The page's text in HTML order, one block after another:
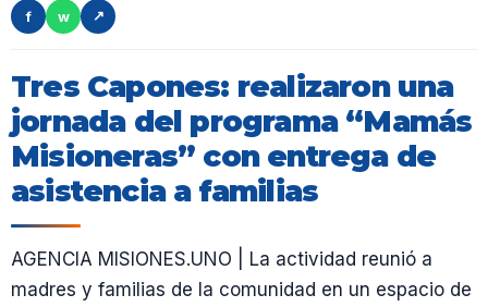
f
w ↗
Tres Capones: realizaron una
jornada del programa “Mamás
Misioneras” con entrega de
asistencia a familias
AGENCIA MISIONES.UNO | La actividad reunió a
madres y familias de la comunidad en un espacio de